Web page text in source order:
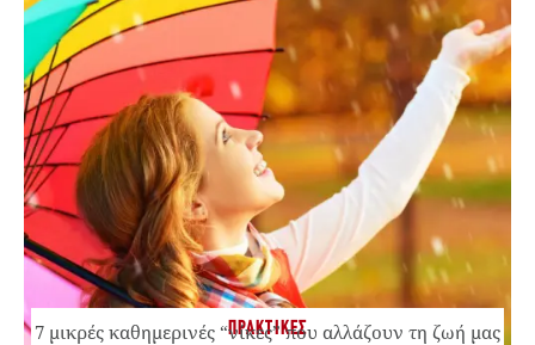
ΠΡΑΚΤΙΚΕΣ
7 μικρές καθημερινές “νίκες” που αλλάζουν τη ζωή μας